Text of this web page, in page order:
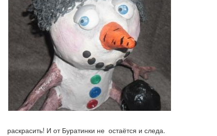
раскрасить! И от Буратинки не остаётся и следа.